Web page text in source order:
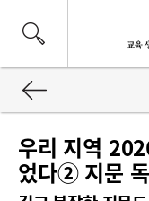
우리 지역
었다② 지문